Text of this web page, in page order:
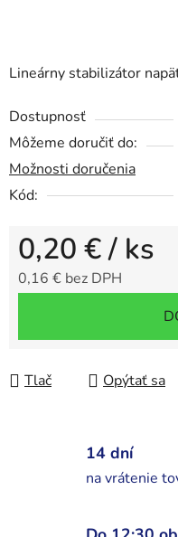
Lineárny stabilizátor
Dostupnosť
Môžeme doručiť do:
Možnosti doručenia
Kód:
0,20 €/ ks
0,16 € bez DPH
Tlač Opýtať sa
14 dní
na vrátenie